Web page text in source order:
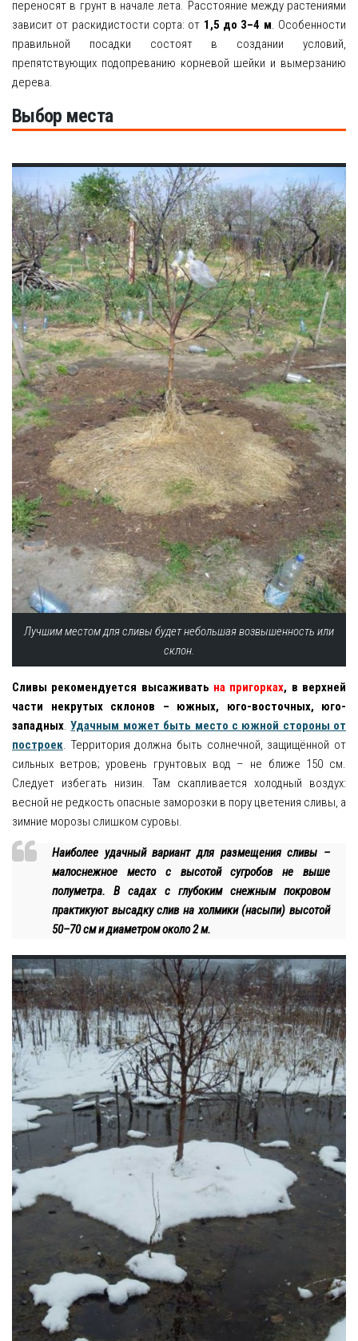
переносят в грунт в начале лета. Расстояние между растениями
зависит от раскидистости сорта: от 1,5 до 3–4 м. Особенности
правильной посадки состоят в создании условий,
препятствующих подопреванию корневой шейки и вымерзанию
дерева.
Выбор места
Лучшим местом для сливы будет небольшая возвышенность или
склон.
Сливы рекомендуется высаживать на пригорках, в верхней
части некрутых склонов – южных, юго-восточных, юго-
западных .Удачным может быть место с южной стороны от
построек . Территория должна быть солнечной, защищённой от
сильных ветров; уровень грунтовых вод – не ближе 150 см.
Следует избегать низин. Там скапливается холодный воздух:
весной не редкость опасные заморозки в пору цветения сливы, а
зимние морозы слишком суровы.
Наиболее удачный вариант для размещения сливы –
малоснежное место с высотой сугробов не выше
полуметра. В садах с глубоким снежным покровом
практикуют высадку слив на холмики (насыпи) высотой
50–70 см и диаметром около 2 м.